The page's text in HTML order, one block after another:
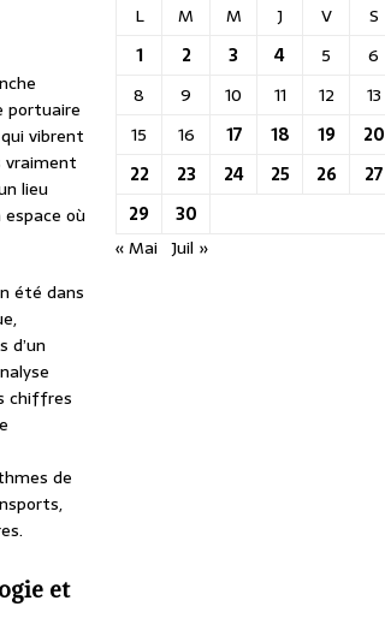
portuaire
vibrent
vraiment
lieu
où
été dans
d’un
chiffres
de
et
L
M M J V S
1
2 3 4 5 6
8
9 10 11 12 13
15
16 17 18 19 20
22
23 24 25 26 27
29
30
« Mai
Juil »